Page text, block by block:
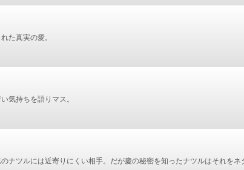
た真実の愛。
気持ちを語りマス。
ナツルには近寄りにくい相手。だが慶の秘密を知ったナツルはそれを